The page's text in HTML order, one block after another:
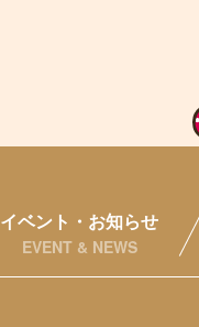
イベント・お知らせ
EVENT & NEWS